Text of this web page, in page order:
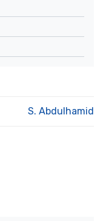
S. Abdulhamid